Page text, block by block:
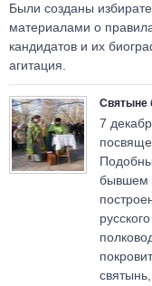
Были созданы
материалами о
кандидатов и их
агитация.
Святыне
7
бывшем